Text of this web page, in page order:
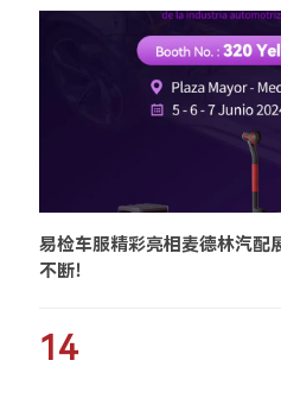
易检车服精彩亮相麦德林汽配
不断！
14